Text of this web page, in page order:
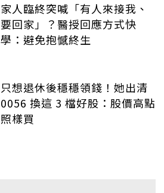
家人臨終突喊「有人來接我、
要回家」？醫授回應方式快
學：避免抱憾終生
只想退休後穩穩領錢！她出清
0056 換這 3 檔好股：股價高點
照樣買